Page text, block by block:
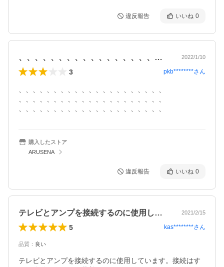
違反報告 いいね 0
、、、、、、、、、、、、、、、、、、、… 2022/1/10
3 pkb********さん
購入したストア
ARUSENA
違反報告 いいね 0
テレビとアンプを接続するのに使用してい… 2021/2/15
5 kas********さん
品質 ： 良い
テレビとアンプを接続するのに使用しています。接続はす